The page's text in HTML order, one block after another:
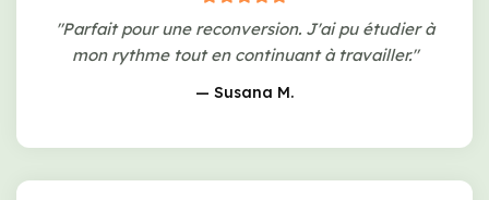
"Parfait pour une reconversion. J'ai pu étudier à
mon rythme tout en continuant à travailler."
— Susana M.